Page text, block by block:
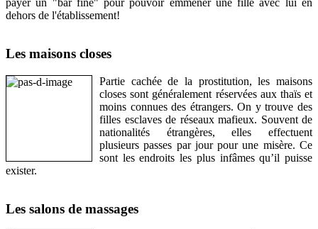
dehors de l'établissement!
Les maisons closes
Partie cachée de la prostitution, les maisons
closes sont généralement réservées aux thaïs et
moins connues des étrangers. On y trouve des
filles esclaves de réseaux mafieux. Souvent de
nationalités étrangères, elles effectuent
plusieurs passes par jour pour une misère. Ce
sont les endroits les plus infâmes qu’il puisse
exister.
Les salons de massages